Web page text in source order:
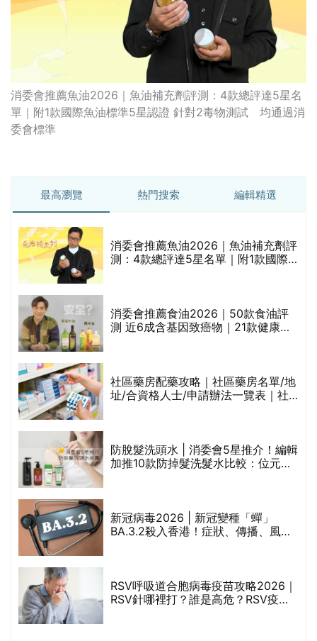
消委會推薦魚油2026｜魚油補充劑評測：4款總評達5星名
單｜附1款國際魚油標準5星認證 針對2毒物測試 均通過消
委會標準
最高瀏覽 熱門搜索 編輯精選
消委會推薦魚油2026｜魚油補充劑評
測：4款總評達5星名單｜附1款國際
消委會推薦食油2026｜50款食油評
測 近6成含基因致癌物｜21款健康煮
社區藥房配藥攻略｜社區藥房名單/地
址/合資格人士/申請辦法一覽表｜社
防脫髮洗頭水 | 消委會5星推介！編輯
加推10款防掉髮洗髮水比較：位元
新冠病毒2026 | 新冠變種「蟬」
BA.3.2殺入香港！症狀、傳播、風險
RSV呼吸道合胞病毒疫苗攻略2026｜
RSV針哪裡打？誰是高危？RSV疫苗